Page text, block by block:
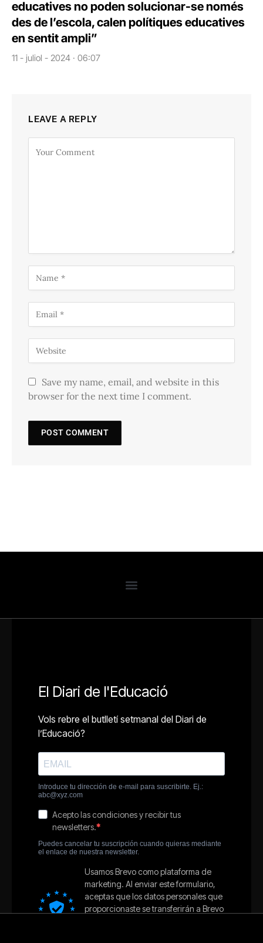
educatives no poden solucionar-se només
des de l’escola, calen polítiques educatives
en sentit ampli”
11 - juliol - 2024 · 06:07
LEAVE A REPLY
Save my name, email, and website in this
browser for the next time I comment.